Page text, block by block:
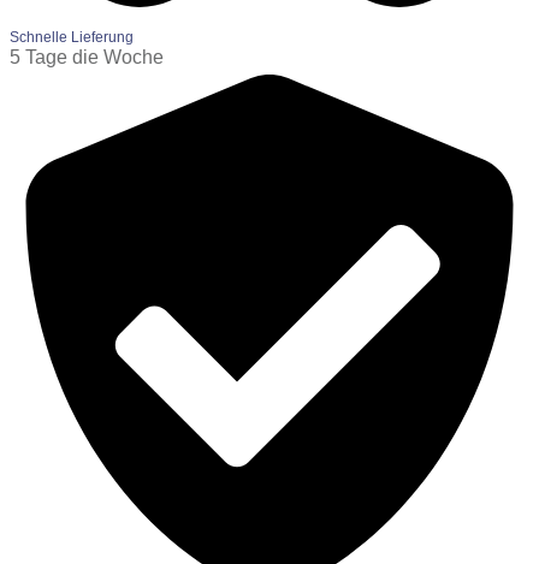
Schnelle Lieferung
5 Tage die Woche